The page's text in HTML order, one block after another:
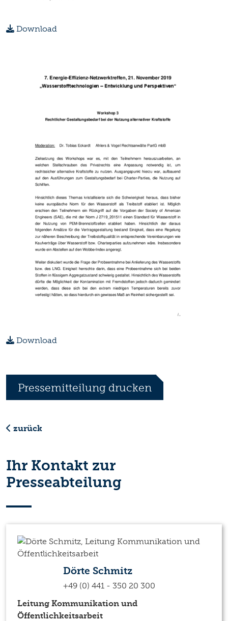
Download
Download
Pressemitteilung drucken
zurück
Ihr Kontakt zur
Presseabteilung
Dörte Schmitz
+49 (0) 441 - 350 20 300
Leitung Kommunikation und
Öffentlichkeitsarbeit